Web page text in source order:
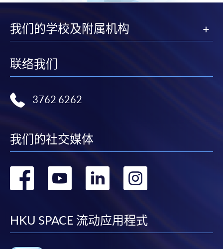
我们的学校及附属机构
联络我们
3762 6262
我们的社交媒体
转
facebook
转
youtube
转
linkedin
HKU SPACE 流动应用程式